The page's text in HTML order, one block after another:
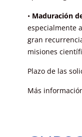
• Maduración
especialmente
gran
misiones
Plazo de las
Más